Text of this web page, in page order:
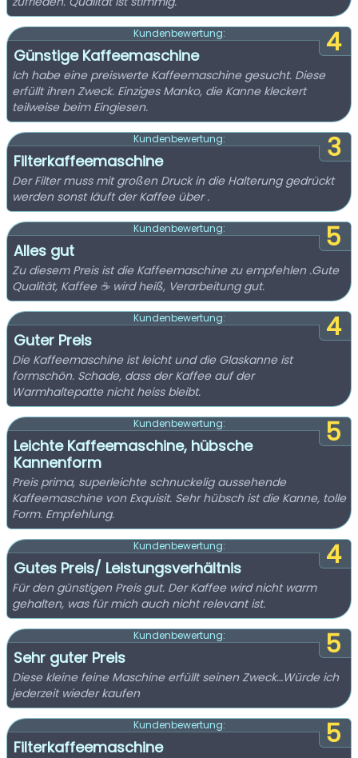
4
Kundenbewertung:
Günstige Kaffeemaschine
Ich habe eine preiswerte Kaffeemaschine gesucht. Diese
erfüllt ihren Zweck. Einziges Manko, die Kanne kleckert
teilweise beim Eingiesen.
3
Kundenbewertung:
Filterkaffeemaschine
Der Filter muss mit großen Druck in die Halterung gedrückt
werden sonst läuft der Kaffee über .
5
Kundenbewertung:
Alles gut
Zu diesem Preis ist die Kaffeemaschine zu empfehlen .Gute
Qualität, Kaffee ☕️ wird heiß, Verarbeitung gut.
4
Kundenbewertung:
Guter Preis
Die Kaffeemaschine ist leicht und die Glaskanne ist
formschön. Schade, dass der Kaffee auf der
Warmhaltepatte nicht heiss bleibt.
5
Kundenbewertung:
Leichte Kaffeemaschine, hübsche
Kannenform
Preis prima, superleichte schnuckelig aussehende
Kaffeemaschine von Exquisit. Sehr hübsch ist die Kanne, tolle
Form. Empfehlung.
4
Kundenbewertung:
Gutes Preis/ Leistungsverhältnis
Für den günstigen Preis gut. Der Kaffee wird nicht warm
gehalten, was für mich auch nicht relevant ist.
5
Kundenbewertung:
Sehr guter Preis
Diese kleine feine Maschine erfüllt seinen Zweck…Würde ich
jederzeit wieder kaufen
5
Kundenbewertung:
Filterkaffeemaschine